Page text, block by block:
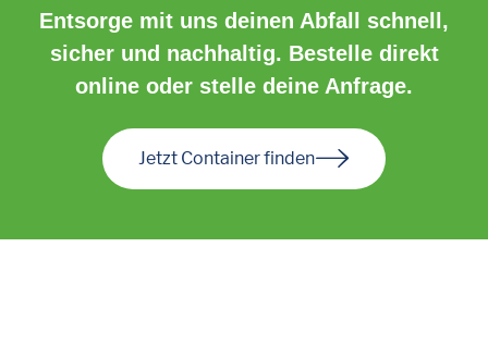
Entsorge mit uns deinen Abfall schnell,
sicher und nachhaltig. Bestelle direkt
online oder stelle deine Anfrage.
Jetzt Container finden